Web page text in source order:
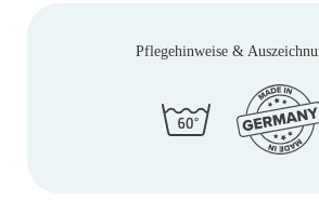
Pflegehinweise &